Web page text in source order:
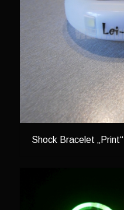
Shock Bracelet „Print“